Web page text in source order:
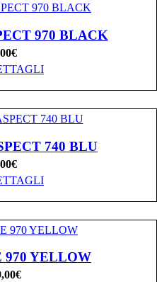
970 BLACK
€
740 BLU
€
970 YELLOW
€